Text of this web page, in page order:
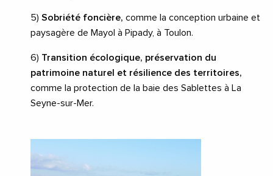
5) Sobriété foncière, comme la conception urbaine et
paysagère de Mayol à Pipady, à Toulon.
6) Transition écologique, préservation du
patrimoine naturel et résilience des territoires,
comme la protection de la baie des Sablettes à La
Seyne-sur-Mer.